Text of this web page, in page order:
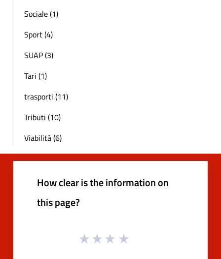
Sociale (1)
Sport (4)
SUAP (3)
Tari (1)
trasporti (11)
Tributi (10)
Viabilità (6)
How clear is the information on
this page?